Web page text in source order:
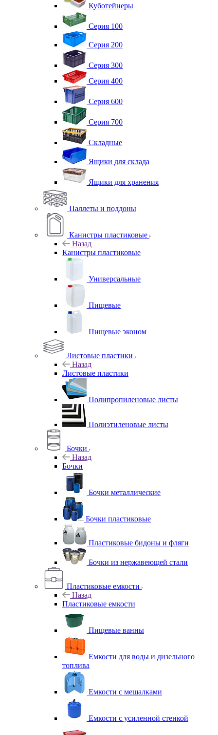
Куботейнеры
Серия 100
Серия 200
Серия 300
Серия 400
Серия 600
Серия 700
Складные
Ящики для склада
Ящики для хранения
Паллеты и поддоны
Канистры пластиковые
Назад
Канистры пластиковые
Универсальные
Пищевые
Пищевые эконом
Листовые пластики
Назад
Листовые пластики
Полипропиленовые листы
Полиэтиленовые листы
Бочки
Назад
Бочки
Бочки металлические
Бочки пластиковые
Пластиковые бидоны и фляги
Бочки из нержавеющей стали
Пластиковые емкости
Назад
Пластиковые емкости
Пищевые ванны
Емкости для воды и дизельного
топлива
Емкости с мешалками
Емкости с усиленной стенкой